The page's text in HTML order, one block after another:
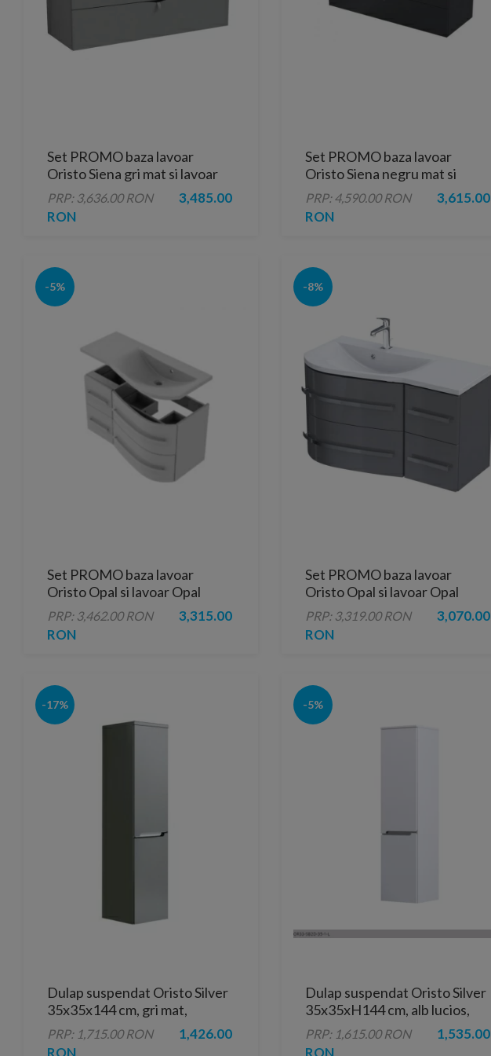
Set PROMO baza lavoar
Oristo Siena gri mat si lavoar
Amelia 120x45xH55 cm
PRP: 3,636.00 RON
3,485.00
RON
Set PROMO baza lavoar
Oristo Siena negru mat si
lavoar Amelia 120x45xH55 cm
PRP: 4,590.00 RON
3,615.00
RON
-5%
Set PROMO baza lavoar
Oristo Opal si lavoar Opal
dreapta alb lucios 90x45H50
cm
PRP: 3,462.00 RON
3,315.00
RON
-8%
Set PROMO baza lavoar
Oristo Opal si lavoar Opal
stanga gri lucios 90x45H50 cm
PRP: 3,319.00 RON
3,070.00
RON
-17%
Dulap suspendat Oristo Silver
35x35x144 cm, gri mat,
deschidere stanga
PRP: 1,715.00 RON
1,426.00
RON
-5%
Dulap suspendat Oristo Silver
35x35xH144 cm, alb lucios,
deschidere stanga
PRP: 1,615.00 RON
1,535.00
RON